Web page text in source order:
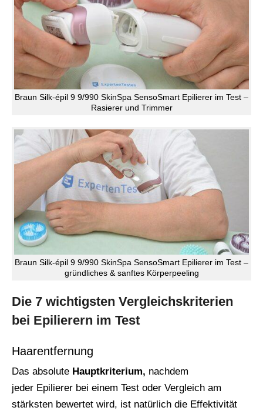
Braun Silk-épil 9 9/990 SkinSpa SensoSmart Epilierer im Test –
Rasierer und Trimmer
Braun Silk-épil 9 9/990 SkinSpa SensoSmart Epilierer im Test –
gründliches & sanftes Körperpeeling
Die 7 wichtigsten Vergleichskriterien
bei Epilierern im Test
Haarentfernung
Das absolute Hauptkriterium, nachdem
jeder Epilierer bei einem Test oder Vergleich am
stärksten bewertet wird, ist natürlich die Effektivität